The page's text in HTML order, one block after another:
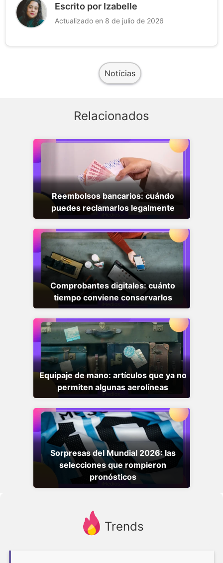
Escrito por Izabelle
Actualizado en 8 de julio de 2026
Notícias
Relacionados
Reembolsos bancarios: cuándo
puedes reclamarlos legalmente
Comprobantes digitales: cuánto
tiempo conviene conservarlos
Equipaje de mano: artículos que ya no
permiten algunas aerolíneas
Sorpresas del Mundial 2026: las
selecciones que rompieron
pronósticos
Trends